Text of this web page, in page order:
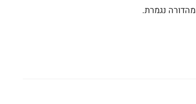
נגמרת.